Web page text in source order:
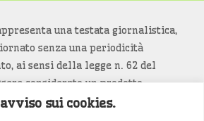
sui cookies.
una testata giornalistica,
senza una periodicità
ai sensi della legge n. 62 del
considerato un prodotto